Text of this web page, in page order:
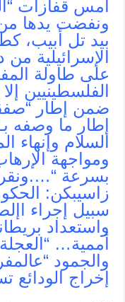
أمس قفازات
ونفضت يدها من
بيد تل أبيب،
الإسرائيلية
على طاولة
الفلسطينيين
ضمن إطار
إطار ما وصفه
السلام وإنهاء
ومواجهة
بسرعة
زاسيبكن:
سبيل إجراء
واستعداد
أممية…
والجمود
إخراج